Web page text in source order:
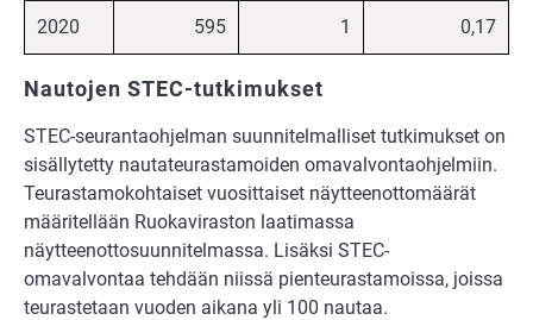
2020 595 1 0,17
Nautojen STEC-tutkimukset
STEC-seurantaohjelman suunnitelmalliset tutkimukset on
sisällytetty nautateurastamoiden omavalvontaohjelmiin.
Teurastamokohtaiset vuosittaiset näytteenottomäärät
määritellään Ruokaviraston laatimassa
näytteenottosuunnitelmassa. Lisäksi STEC-
omavalvontaa tehdään niissä pienteurastamoissa, joissa
teurastetaan vuoden aikana yli 100 nautaa.